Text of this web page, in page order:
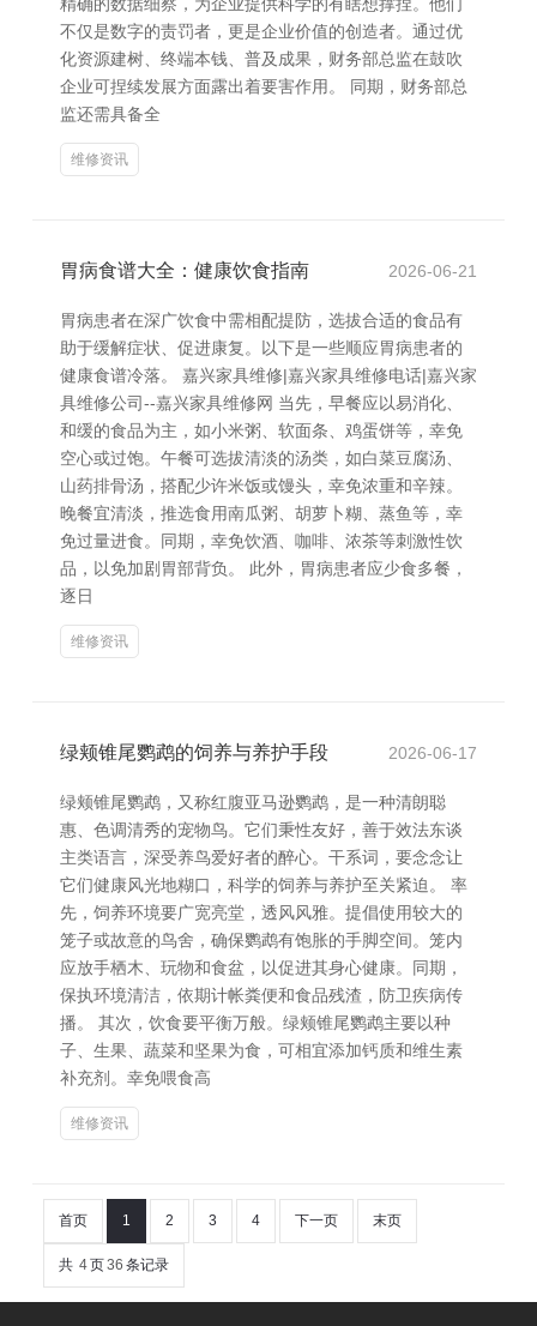
不仅是数字的责罚者，更是企业价值的创造者。通过优
化资源建树、终端本钱、普及成果，财务部总监在鼓吹
企业可捏续发展方面露出着要害作用。 同期，财务部总
监还需具备全
维修资讯
胃病食谱大全：健康饮食指南 2026-06-21
胃病患者在深广饮食中需相配提防，选拔合适的食品有
助于缓解症状、促进康复。以下是一些顺应胃病患者的
健康食谱冷落。 嘉兴家具维修|嘉兴家具维修电话|嘉兴家
具维修公司--嘉兴家具维修网 当先，早餐应以易消化、
和缓的食品为主，如小米粥、软面条、鸡蛋饼等，幸免
空心或过饱。午餐可选拔清淡的汤类，如白菜豆腐汤、
山药排骨汤，搭配少许米饭或馒头，幸免浓重和辛辣。
晚餐宜清淡，推选食用南瓜粥、胡萝卜糊、蒸鱼等，幸
免过量进食。同期，幸免饮酒、咖啡、浓茶等刺激性饮
品，以免加剧胃部背负。 此外，胃病患者应少食多餐，
逐日
维修资讯
绿颊锥尾鹦鹉的饲养与养护手段 2026-06-17
绿颊锥尾鹦鹉，又称红腹亚马逊鹦鹉，是一种清朗聪
惠、色调清秀的宠物鸟。它们秉性友好，善于效法东谈
主类语言，深受养鸟爱好者的醉心。干系词，要念念让
它们健康风光地糊口，科学的饲养与养护至关紧迫。 率
先，饲养环境要广宽亮堂，透风风雅。提倡使用较大的
笼子或故意的鸟舍，确保鹦鹉有饱胀的手脚空间。笼内
应放手栖木、玩物和食盆，以促进其身心健康。同期，
保执环境清洁，依期计帐粪便和食品残渣，防卫疾病传
播。 其次，饮食要平衡万般。绿颊锥尾鹦鹉主要以种
子、生果、蔬菜和坚果为食，可相宜添加钙质和维生素
补充剂。幸免喂食高
维修资讯
首页 1 2 3 4 下一页 末页
共 4页36 条记录